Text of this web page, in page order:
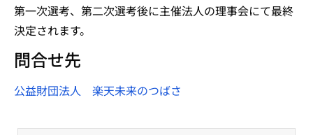
第一次選考、第二次選考後に主催法人の理事会にて最終
決定されます。
問合せ先
公益財団法人 楽天未来のつばさ